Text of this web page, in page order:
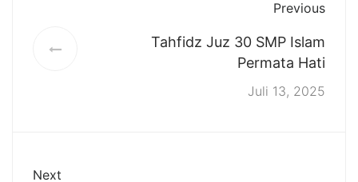
Previous
Tahfidz Juz 30 SMP Islam
Permata Hati
Juli 13, 2025
Next